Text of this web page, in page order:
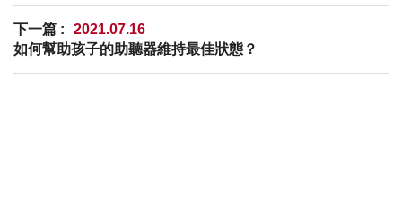
下一篇 :
2021.07.16
如何幫助孩子的助聽器維持最佳狀態？